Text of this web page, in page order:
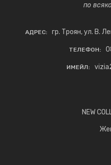
по
АДРЕС: гр. Троян, ул. В.
ТЕЛЕФОН:
ИМЕЙЛ:
NEW